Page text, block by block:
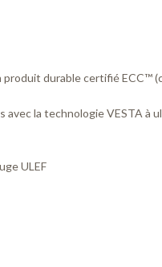
durable certifié ECC™
la technologie VESTA à
ULEF